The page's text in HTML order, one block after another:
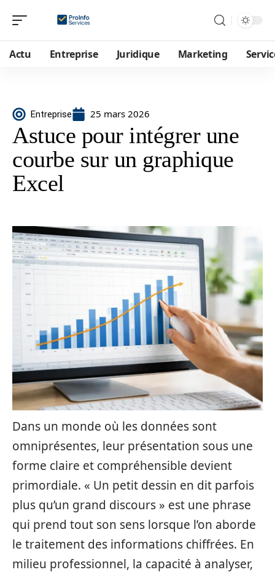
Actu Entreprise Juridique Marketing
Entreprise 25 mars 2026
Astuce pour intégrer une
courbe sur un graphique
Excel
Dans un monde où les données sont
omniprésentes, leur présentation sous une
forme claire et compréhensible devient
primordiale. « Un petit dessin en dit parfois
plus qu’un grand discours » est une phrase
qui prend tout son sens lorsque l’on aborde
le traitement des informations chiffrées. En
milieu professionnel, la capacité à analyser,